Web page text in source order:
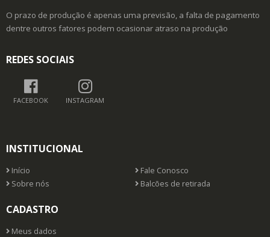
O prazo de produção é apenas uma previsão, a falta de pagamento
dentre outros fatores podem ocasionar atraso na produção
REDES SOCIAIS
FACEBOOK INSTAGRAM
INSTITUCIONAL
Início
Fale Conosco
Sobre nós
Balcões de retirada
CADASTRO
Meus dados